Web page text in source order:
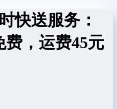
快送服务：
费，运费45元